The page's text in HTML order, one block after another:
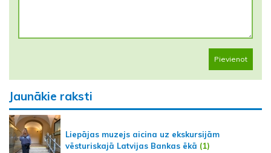
Pievienot
Jaunākie raksti
Liepājas muzejs aicina uz ekskursijām
vēsturiskajā Latvijas Bankas ēkā (1)